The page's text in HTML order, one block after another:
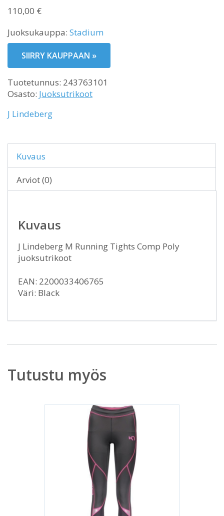
110,00 €
Juoksukauppa: Stadium
SIIRRY KAUPPAAN »
Tuotetunnus: 243763101
Osasto: Juoksutrikoot
J Lindeberg
Kuvaus
Arviot (0)
Kuvaus
J Lindeberg M Running Tights Comp Poly
juoksutrikoot
EAN: 2200033406765
Väri: Black
Tutustu myös